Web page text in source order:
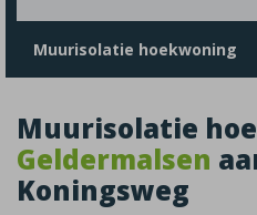
Muurisolatie hoekwoning
Muurisolatie
Geldermalsen
Koningsweg